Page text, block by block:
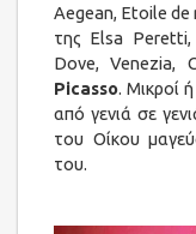
Aegean, Etoile de
της Elsa Peretti,
Dove, Venezia,
Picasso. Μικροί
από γενιά σε
του Οίκου
του.